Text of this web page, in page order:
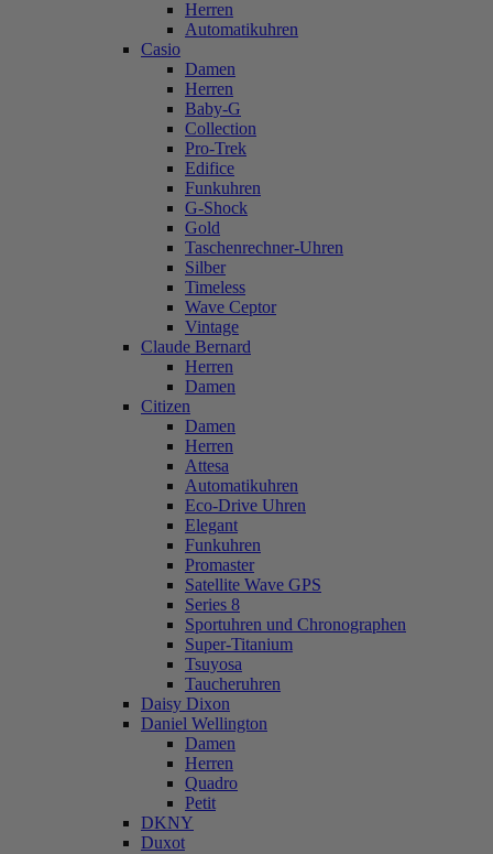
Herren
Automatikuhren
Casio
Damen
Herren
Baby-G
Collection
Pro-Trek
Edifice
Funkuhren
G-Shock
Gold
Taschenrechner-Uhren
Silber
Timeless
Wave Ceptor
Vintage
Claude Bernard
Herren
Damen
Citizen
Damen
Herren
Attesa
Automatikuhren
Eco-Drive Uhren
Elegant
Funkuhren
Promaster
Satellite Wave GPS
Series 8
Sportuhren und Chronographen
Super-Titanium
Tsuyosa
Taucheruhren
Daisy Dixon
Daniel Wellington
Damen
Herren
Quadro
Petit
DKNY
Duxot